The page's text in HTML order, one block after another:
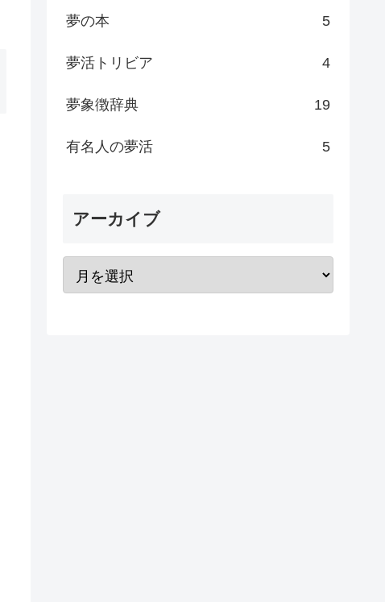
夢の本 5
夢活トリビア 4
夢象徴辞典 19
有名人の夢活 5
アーカイブ